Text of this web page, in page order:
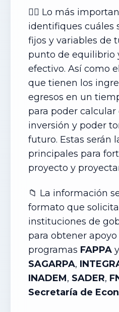
✍🏻 Lo más
identifiques cuáles
fijos y variables de
punto de equilibrio
efectivo. Así como
que tienen los
egresos en un
para poder
inversión y poder
futuro. Estas serán
principales para
proyecto y
📁 La información
formato que
instituciones de
para obtener
programas FAPPA y
SAGARPA,
INADEM, SADER,
Secretaría de